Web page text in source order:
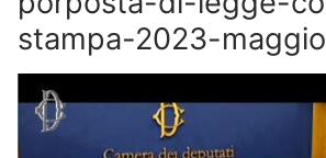
stampa-2023-